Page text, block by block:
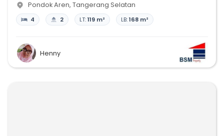
Pondok Aren, Tangerang Selatan
4 2 LT:119 m² LB:168 m²
Henny